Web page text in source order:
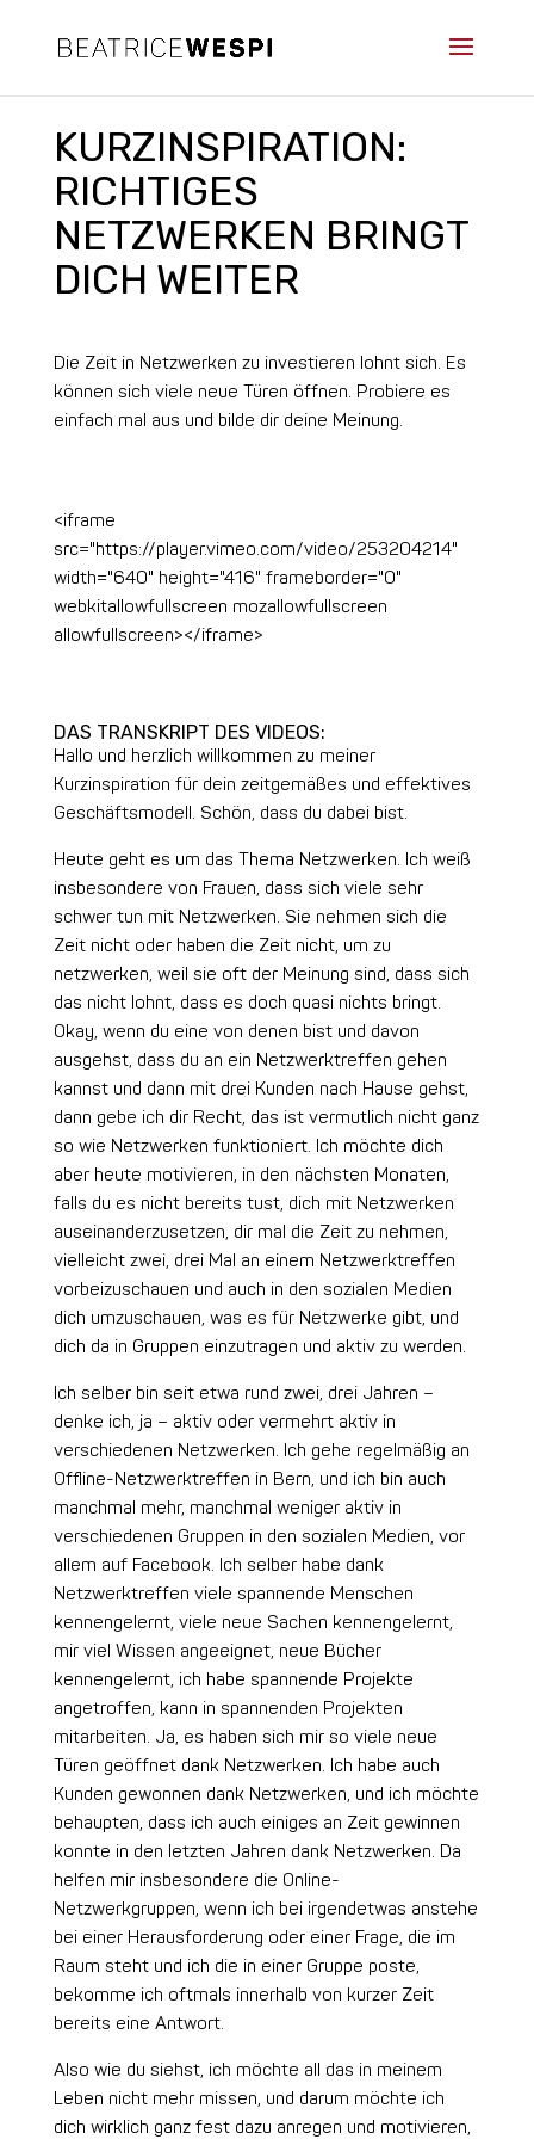
KURZINSPIRATION:
RICHTIGES
NETZWERKEN BRINGT
DICH WEITER
Die Zeit in Netzwerken zu investieren lohnt sich. Es
können sich viele neue Türen öffnen. Probiere es
einfach mal aus und bilde dir deine Meinung.
<iframe
src="https://player.vimeo.com/video/253204214"
width="640" height="416" frameborder="0"
webkitallowfullscreen mozallowfullscreen
allowfullscreen></iframe>
DAS TRANSKRIPT DES VIDEOS:
Hallo und herzlich willkommen zu meiner
Kurzinspiration für dein zeitgemäßes und effektives
Geschäftsmodell. Schön, dass du dabei bist.
Heute geht es um das Thema Netzwerken. Ich weiß
insbesondere von Frauen, dass sich viele sehr
schwer tun mit Netzwerken. Sie nehmen sich die
Zeit nicht oder haben die Zeit nicht, um zu
netzwerken, weil sie oft der Meinung sind, dass sich
das nicht lohnt, dass es doch quasi nichts bringt.
Okay, wenn du eine von denen bist und davon
ausgehst, dass du an ein Netzwerktreffen gehen
kannst und dann mit drei Kunden nach Hause gehst,
dann gebe ich dir Recht, das ist vermutlich nicht ganz
so wie Netzwerken funktioniert. Ich möchte dich
aber heute motivieren, in den nächsten Monaten,
falls du es nicht bereits tust, dich mit Netzwerken
auseinanderzusetzen, dir mal die Zeit zu nehmen,
vielleicht zwei, drei Mal an einem Netzwerktreffen
vorbeizuschauen und auch in den sozialen Medien
dich umzuschauen, was es für Netzwerke gibt, und
dich da in Gruppen einzutragen und aktiv zu werden.
Ich selber bin seit etwa rund zwei, drei Jahren –
denke ich, ja – aktiv oder vermehrt aktiv in
verschiedenen Netzwerken. Ich gehe regelmäßig an
Offline-Netzwerktreffen in Bern, und ich bin auch
manchmal mehr, manchmal weniger aktiv in
verschiedenen Gruppen in den sozialen Medien, vor
allem auf Facebook. Ich selber habe dank
Netzwerktreffen viele spannende Menschen
kennengelernt, viele neue Sachen kennengelernt,
mir viel Wissen angeeignet, neue Bücher
kennengelernt, ich habe spannende Projekte
angetroffen, kann in spannenden Projekten
mitarbeiten. Ja, es haben sich mir so viele neue
Türen geöffnet dank Netzwerken. Ich habe auch
Kunden gewonnen dank Netzwerken, und ich möchte
behaupten, dass ich auch einiges an Zeit gewinnen
konnte in den letzten Jahren dank Netzwerken. Da
helfen mir insbesondere die Online-
Netzwerkgruppen, wenn ich bei irgendetwas anstehe
bei einer Herausforderung oder einer Frage, die im
Raum steht und ich die in einer Gruppe poste,
bekomme ich oftmals innerhalb von kurzer Zeit
bereits eine Antwort.
Also wie du siehst, ich möchte all das in meinem
Leben nicht mehr missen, und darum möchte ich
dich wirklich ganz fest dazu anregen und motivieren,